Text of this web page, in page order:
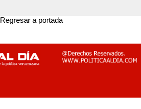
Regresar a portada